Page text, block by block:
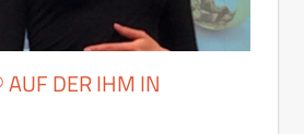
AUF DER IHM IN